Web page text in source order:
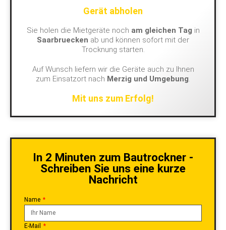
Gerät abholen
Sie holen die Mietgeräte noch am gleichen Tag in
Saarbruecken ab und können sofort mit der
Trocknung starten.
Auf Wunsch liefern wir die Geräte auch zu Ihnen
zum Einsatzort nach Merzig und Umgebung.
Mit uns zum Erfolg!
In 2 Minuten zum Bautrockner -
Schreiben Sie uns eine kurze
Nachricht
Name
E-Mail